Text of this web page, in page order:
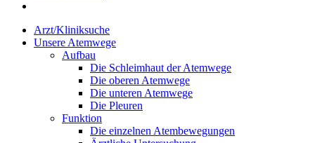
Arzt/Kliniksuche
Unsere Atemwege
Aufbau
Die Schleimhaut der Atemwege
Die oberen Atemwege
Die unteren Atemwege
Die Pleuren
Funktion
Die einzelnen Atembewegungen